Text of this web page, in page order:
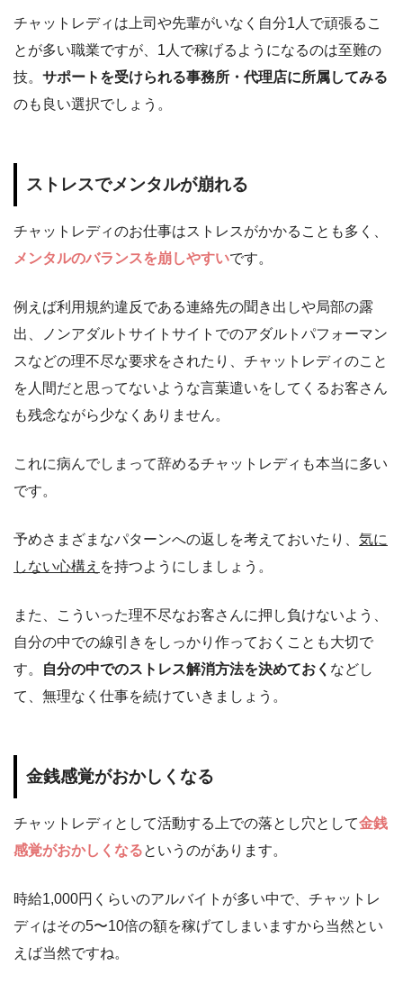
チャットレディは上司や先輩がいなく自分1人で頑張るこ
とが多い職業ですが、1人で稼げるようになるのは至難の
技。 サポートを受けられる事務所・代理店に所属してみる
のも良い選択でしょう。
ストレスでメンタルが崩れる
チャットレディのお仕事はストレスがかかることも多く、
メンタルのバランスを崩しやすいです。
例えば利用規約違反である連絡先の聞き出しや局部の露
出、ノンアダルトサイトサイトでのアダルトパフォーマン
スなどの理不尽な要求をされたり、チャットレディのこと
を人間だと思ってないような言葉遣いをしてくるお客さん
も残念ながら少なくありません。
これに病んでしまって辞めるチャットレディも本当に多い
です。
予めさまざまなパターンへの返しを考えておいたり、 気に
しない心構え を持つようにしましょう。
また、こういった理不尽なお客さんに押し負けないよう、
自分の中での線引きをしっかり作っておくことも大切で
す。
自分の中でのストレス解消方法を決めておく などし
て、無理なく仕事を続けていきましょう。
金銭感覚がおかしくなる
チャットレディとして活動する上での落とし穴として金銭
感覚がおかしくなるというのがあります。
時給1,000円くらいのアルバイトが多い中で、チャットレ
ディはその5〜10倍の額を稼げてしまいますから当然とい
えば当然ですね。